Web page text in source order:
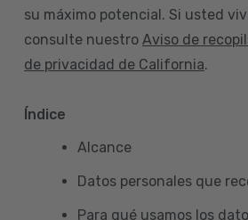
su máximo potencial. Si usted
consulte nuestro Aviso de
de privacidad de California.
Índice
Alcance
Datos personales que
Para qué usamos los